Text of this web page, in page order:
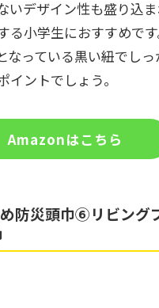
いデザイン性も盛り込ま
る小学生におすすめで
なっている黒い紐でし
イントでしょう。
Amazonはこちら
防災頭巾⑥リビング